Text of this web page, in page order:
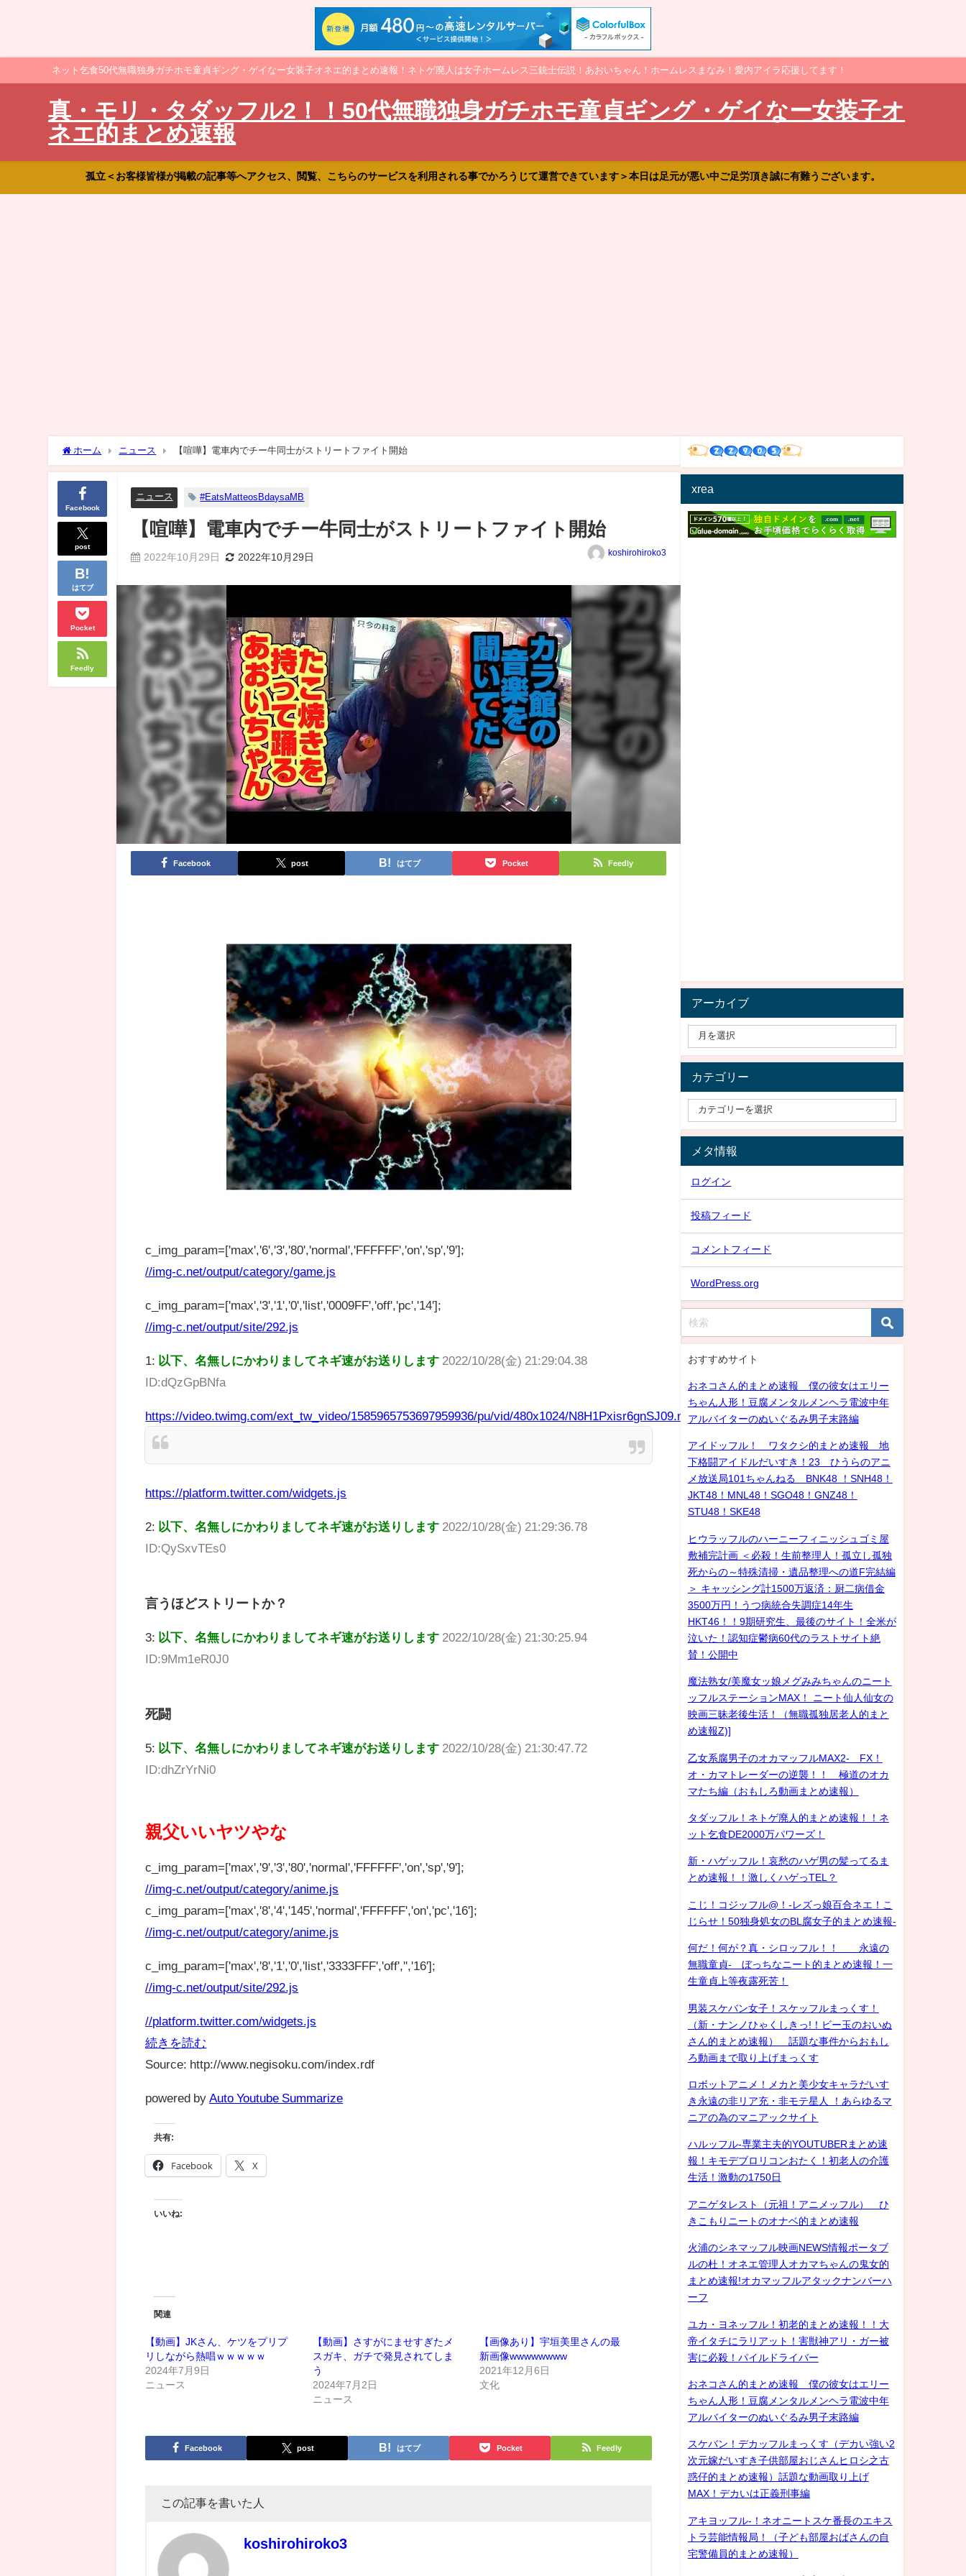
ネット乞食50代無職独身ガチホモ童貞ギング・ゲイなー女装子オネエ的まとめ速報！ネトゲ廃人は女子ホームレス三銃士伝説！あおいちゃん！ホームレスまなみ！愛内アイラ応援してます！
真・モリ・タダッフル2！！50代無職独身ガチホモ童貞ギング・ゲイなー女装子オ
ネエ的まとめ速報
孤立＜お客様皆様が掲載の記事等へアクセス、閲覧、こちらのサービスを利用される事でかろうじて運営できています＞本日は足元が悪い中ご足労頂き誠に有難うございます。
ホーム ニュース 【喧嘩】電車内でチー牛同士がストリートファイト開始
Facebook
post
はてブ
Pocket
Feedly
ニュース #EatsMatteosBdaysaMB
【喧嘩】電車内でチー牛同士がストリートファイト開始
2022年10月29日 2022年10月29日 koshirohiroko3
Facebook post はてブ Pocket Feedly
c_img_param=['max','6','3','80','normal','FFFFFF','on','sp','9'];
//img-c.net/output/category/game.js
c_img_param=['max','3','1','0','list','0009FF','off','pc','14'];
//img-c.net/output/site/292.js
1: 以下、名無しにかわりましてネギ速がお送りします 2022/10/28(金) 21:29:04.38
ID:dQzGpBNfa
https://video.twimg.com/ext_tw_video/1585965753697959936/pu/vid/480x1024/N8H1Pxisr6gnSJ09.mp4
https://platform.twitter.com/widgets.js
2: 以下、名無しにかわりましてネギ速がお送りします 2022/10/28(金) 21:29:36.78
ID:QySxvTEs0
言うほどストリートか？
3: 以下、名無しにかわりましてネギ速がお送りします 2022/10/28(金) 21:30:25.94
ID:9Mm1eR0J0
死闘
5: 以下、名無しにかわりましてネギ速がお送りします 2022/10/28(金) 21:30:47.72
ID:dhZrYrNi0
親父いいヤツやな
c_img_param=['max','9','3','80','normal','FFFFFF','on','sp','9'];
//img-c.net/output/category/anime.js
c_img_param=['max','8','4','145','normal','FFFFFF','on','pc','16'];
//img-c.net/output/category/anime.js
c_img_param=['max','8','1','0','list','3333FFF','off','','16'];
//img-c.net/output/site/292.js
//platform.twitter.com/widgets.js
続きを読む
Source: http://www.negisoku.com/index.rdf
powered by Auto Youtube Summarize
共有:
Facebook X
いいね:
関連
【動画】JKさん、ケツをプリプ
リしながら熱唱ｗｗｗｗｗ
2024年7月9日
ニュース
【動画】さすがにませすぎたメ
スガキ、ガチで発見されてしま
う
2024年7月2日
ニュース
【画像あり】宇垣美里さんの最
新画像wwwwwwww
2021年12月6日
文化
Facebook post はてブ Pocket Feedly
この記事を書いた人
koshirohiroko3
xrea
アーカイブ
カテゴリー
メタ情報
ログイン
投稿フィード
コメントフィード
WordPress.org
おすすめサイト
おネコさん的まとめ速報 僕の彼女はエリー
ちゃん人形！豆腐メンタルメンヘラ電波中年
アルバイターのぬいぐるみ男子末路編
アイドッフル！ ワタクシ的まとめ速報 地
下格闘アイドルだいすき！23 ひうらのアニ
メ放送局101ちゃんねる BNK48 ！SNH48！
JKT48！MNL48！SGO48！GNZ48！
STU48！SKE48
ヒウラッフルのハーニーフィニッシュゴミ屋
敷補完計画 ＜必殺！生前整理人！孤立し孤独
死からの～特殊清掃・遺品整理への道F完結編
＞ キャッシング計1500万返済：厨二病借金
3500万円！うつ病統合失調症14年生
HKT46！！9期研究生、最後のサイト！全米が
泣いた！認知症鬱病60代のラストサイト絶
賛！公開中
魔法熟女/美魔女ッ娘メグみみちゃんのニート
ッフルステーションMAX！ ニート仙人仙女の
映画三昧老後生活！（無職孤独居老人的まと
め速報Z)]
乙女系腐男子のオカマッフルMAX2- FX！
オ・カマトレーダーの逆襲！！ 極道のオカ
マたち編（おもしろ動画まとめ速報）
タダッフル！ネトゲ廃人的まとめ速報！！ネ
ット乞食DE2000万パワーズ！
新・ハゲッフル！哀愁のハゲ男の髪ってるま
とめ速報！！激しくハゲっTEL？
こじ！コジッフル@！-レズっ娘百合ネエ！こ
じらせ！50独身処女のBL腐女子的まとめ速報-
何だ！何が？真・シロッフル！！ 永遠の
無職童貞- ぼっちなニート的まとめ速報！一
生童貞上等夜露死苦！
男装スケバン女子！スケッフルまっくす！
（新・ナンノひゃくしきっ!！ビー玉のおいぬ
さん的まとめ速報） 話題な事件からおもし
ろ動画まで取り上げまっくす
ロボットアニメ！メカと美少女キャラだいす
き永遠の非リア充・非モテ星人 ！あらゆるマ
ニアの為のマニアックサイト
ハルッフル-専業主夫的YOUTUBERまとめ速
報！キモデブロリコンおたく！初老人の介護
生活！激動の1750日
アニゲタレスト（元祖！アニメッフル） ひ
きこもりニートのオナベ的まとめ速報
火浦のシネマッフル映画NEWS情報ポータブ
ルの杜！オネエ管理人オカマちゃんの鬼女的
まとめ速報!オカマッフルアタックナンバーハ
ーフ
ユカ・ヨネッフル！初老的まとめ速報！！大
帝イタチにラリアット！害獣神アリ・ガー被
害に必殺！パイルドライバー
おネコさん的まとめ速報 僕の彼女はエリー
ちゃん人形！豆腐メンタルメンヘラ電波中年
アルバイターのぬいぐるみ男子末路編
スケバン！デカッフルまっくす（デカい強い2
次元嫁だいすき子供部屋おじさんヒロシ之古
惑仔的まとめ速報）話題な動画取り上げ
MAX！デカいは正義刑事編
アキヨッフル-！ネオニートスケ番長のエキス
トラ芸能情報局！（子ども部屋おばさんの自
宅警備員的まとめ速報）